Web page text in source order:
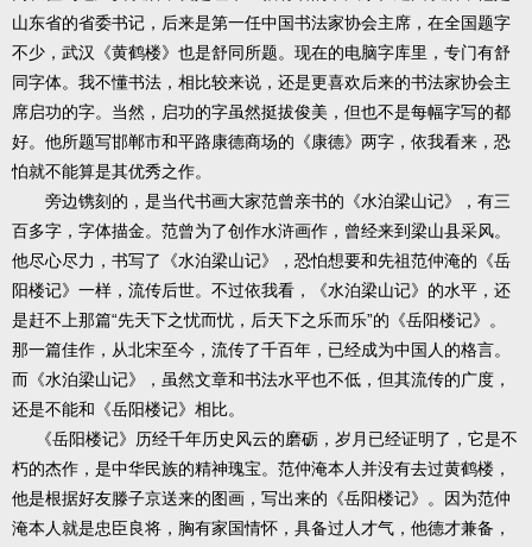
山东省的省委书记，后来是第一任中国书法家协会主席，在全国题字
不少，武汉《黄鹤楼》也是舒同所题。现在的电脑字库里，专门有舒
同字体。我不懂书法，相比较来说，还是更喜欢后来的书法家协会主
席启功的字。当然，启功的字虽然挺拔俊美，但也不是每幅字写的都
好。他所题写邯郸市和平路康德商场的《康德》两字，依我看来，恐
怕就不能算是其优秀之作。
旁边镌刻的，是当代书画大家范曾亲书的《水泊梁山记》，有三
百多字，字体描金。范曾为了创作水浒画作，曾经来到梁山县采风。
他尽心尽力，书写了《水泊梁山记》，恐怕想要和先祖范仲淹的《岳
阳楼记》一样，流传后世。不过依我看，《水泊梁山记》的水平，还
是赶不上那篇“先天下之忧而忧，后天下之乐而乐”的《岳阳楼记》。
那一篇佳作，从北宋至今，流传了千百年，已经成为中国人的格言。
而《水泊梁山记》，虽然文章和书法水平也不低，但其流传的广度，
还是不能和《岳阳楼记》相比。
《岳阳楼记》历经千年历史风云的磨砺，岁月已经证明了，它是不
朽的杰作，是中华民族的精神瑰宝。范仲淹本人并没有去过黄鹤楼，
他是根据好友滕子京送来的图画，写出来的《岳阳楼记》。因为范仲
淹本人就是忠臣良将，胸有家国情怀，具备过人才气，他德才兼备，